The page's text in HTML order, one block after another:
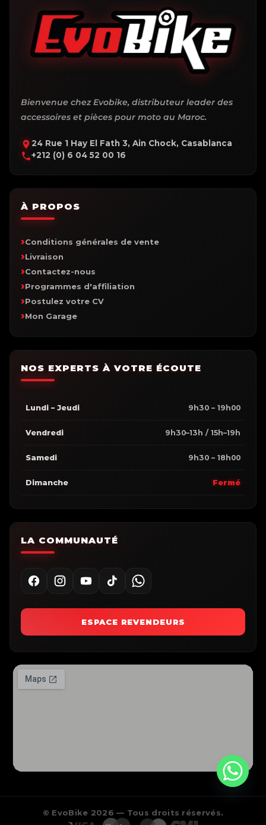
Bienvenue chez Evobike, distributeur leader des
accessoires et pièces pour moto au Maroc.
24 Rue 1 Hay El Fath 3, Ain Chock, Casablanca
+212 (0) 6 04 52 00 16
À PROPOS
Conditions générales de vente
Livraison
Contactez-nous
Programmes d'affiliation
Postulez votre CV
Mon Garage
NOS EXPERTS À VOTRE ÉCOUTE
Lundi – Jeudi 9h30 – 19h00
Vendredi 9h30–13h / 15h–19h
Samedi 9h30 – 18h00
Dimanche Fermé
LA COMMUNAUTÉ
ESPACE REVENDEURS
© EvoBike 2026 — Tous droits réservés.